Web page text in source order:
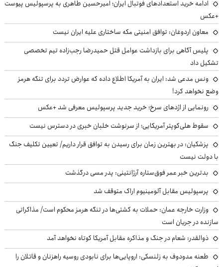
ادامه خرید استعدادهای فوتبال ایران؛ امیرحسین طاهری به پرسپولیس پیوست
+عکس
معاون اردوغان: توافق امنیتی مکه ساختاری علیه ایران نیست
پلیس آگاهی برای بازداشت عوامل قتل حمیدرضا رجب‌زاده تیم تخصصی
تشکیل داد
ونس مدعی شد: ایران به آمریکا اطلاع داده که عوارض تردد برای تنگه هرمز
وضع نخواهد کرد!
رونمایی از اژدهای سرخ؛ خرید جدید پرسپولیس معرفی شد +عکس
سقوط هلی‌کوپتر آمریکایی؛ از سرنوشت خلبان خبری در دسترس نیست
پزشکیان‌: در بهترین زمان برای رسیدن به توافق قرار داریم/ تعیین تکلیف جنگ
با دولت نیست
بدترین خبر عمر فوق‌ستاره آرژانتینی: پدر مسی درگذشت
پرسپولیس مقابل آلومینیوم اراک متوقف شد
وزارت خارجه عمان: حملات به کشتی‌ها در تنگه هرمز محکوم است/ مذاکراتی
سازنده در جریان است
ذوالقدر: شعام در جنگ و مذاکره مقابل آمریکا کوتاه نخواهد آمد
طعنه مدودوف به زلنسکی: اروپایی‌ها برای نابودی روسیه راهزنان و قاتلان را